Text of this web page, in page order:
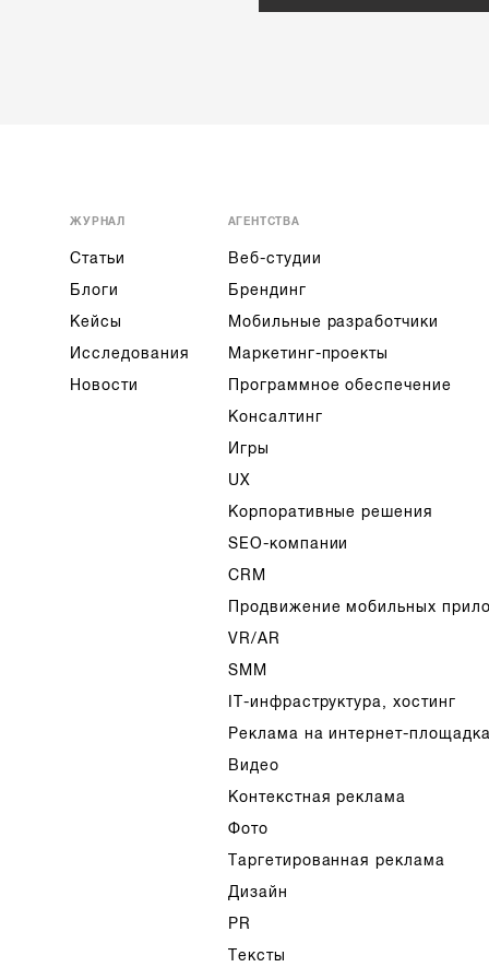
ЖУРНАЛ
Статьи
Блоги
Кейсы
Исследования
Новости
АГЕНТСТВА
Веб-студии
Брендинг
Мобильные разработчики
Маркетинг-проекты
Программное обеспечение
Консалтинг
Игры
UX
Корпоративные решения
SEO-компании
CRM
Продвижение мобильных
VR/AR
SMM
IT-инфраструктура, хостинг
Реклама на интернет-
Видео
Контекстная реклама
Фото
Таргетированная реклама
Дизайн
PR
Тексты